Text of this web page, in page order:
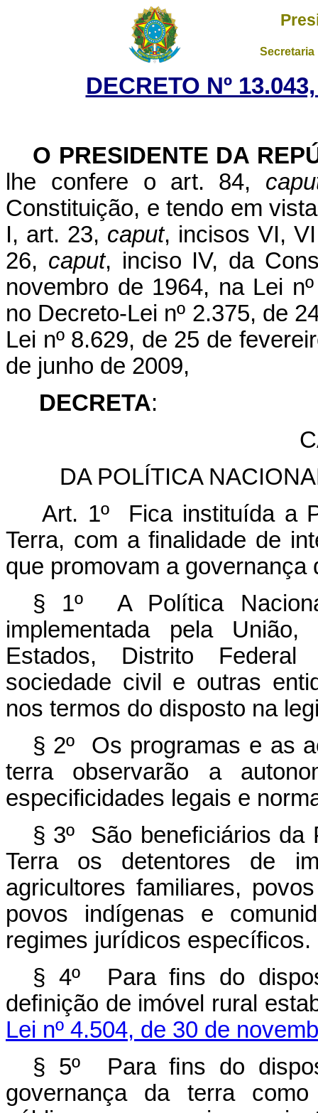
DECRETO Nº
O PRESIDENTE DA
lhe confere o art. 84,
Constituição, e tendo em
I, art. 23, caput, incisos VI,
26, caput, inciso IV, da
novembro de 1964, na Lei
no Decreto-Lei nº 2.375, de
Lei nº 8.629, de 25 de
de junho de 2009,
DECRETA:
DA POLÍTICA
Art. 1º Fica instituída a
Terra, com a finalidade de
que promovam a
§ 1º A Política
implementada pela
Estados, Distrito
sociedade civil e outras
nos termos do disposto na
§ 2º Os programas e as
terra observarão a
especificidades legais e
§ 3º São beneﬁciários da
Terra os detentores de
agricultores familiares,
povos indígenas e
regimes jurídicos específicos.
§ 4º Para ﬁns do
deﬁnição de imóvel rural
Lei nº 4.504, de 30 de
§ 5º Para ﬁns do
governança da terra